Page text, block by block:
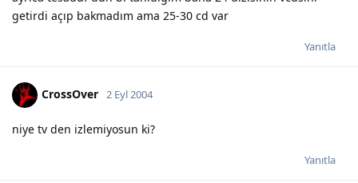
getirdi açıp bakmadım ama 25-30 cd var
Yanıtla
CrossOver 2 Eyl 2004
niye tv den izlemiyosun ki?
Yanıtla